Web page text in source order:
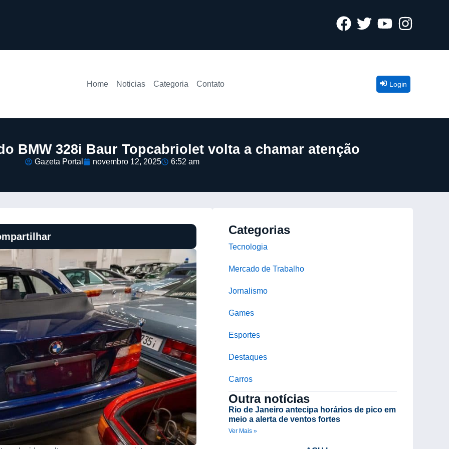
Home Noticias Categoria Contato Login
BMW 328i Baur Topcabriolet volta a chamar atenção
Gazeta Portal novembro 12, 2025 6:52 am
Categorias
Tecnologia
Mercado de Trabalho
Jornalismo
Games
Esportes
Destaques
Carros
Outra notícias
Rio de Janeiro antecipa horários de pico em
meio a alerta de ventos fortes
Ver Mais »